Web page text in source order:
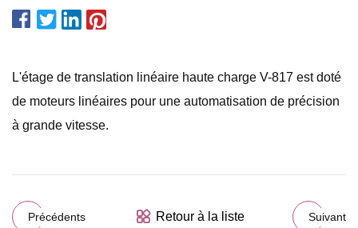
L'étage de translation linéaire haute charge V-817 est doté
de moteurs linéaires pour une automatisation de précision
à grande vitesse.
Précédents Retour à la liste Suivant